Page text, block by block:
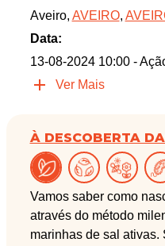
Aveiro, AVEIRO,
Data:
13-08-2024 10:00 -
Ver Mais
À DESCOBERTA
Vamos saber como
através do método
marinhas de sal ativas.